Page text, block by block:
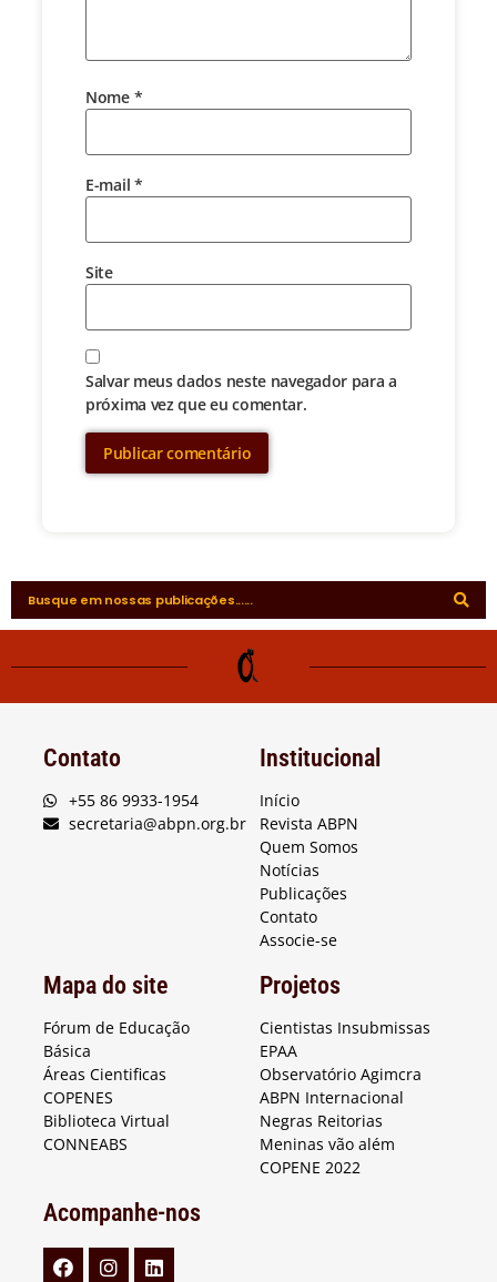
Nome *
E-mail *
Site
Salvar meus dados neste navegador para a
próxima vez que eu comentar.
Contato
+55 86 9933-1954
secretaria@abpn.org.br
Institucional
Início
Revista ABPN
Quem Somos
Notícias
Publicações
Contato
Associe-se
Mapa do site
Fórum de Educação
Básica
Áreas Cientificas
COPENES
Biblioteca Virtual
CONNEABS
Projetos
Cientistas Insubmissas
EPAA
Observatório Agimcra
ABPN Internacional
Negras Reitorias
Meninas vão além
COPENE 2022
Acompanhe-nos